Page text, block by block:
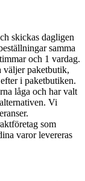
skickas dagligen
samma
och 1 vardag.
väljer paketbutik,
i paketbutiken.
låga och har valt
Vi
som
varor levereras